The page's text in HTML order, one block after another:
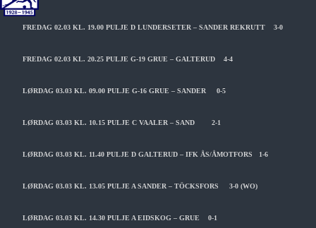
FREDAG 02.03 KL. 19.00 PULJE D LUNDERSETER – SANDER REKRUTT 3-0
FREDAG 02.03 KL. 20.25 PULJE G-19 GRUE – GALTERUD 4-4
LØRDAG 03.03 KL. 09.00 PULJE G-16 GRUE – SANDER 0-5
LØRDAG 03.03 KL. 10.15 PULJE C VAALER – SAND 2-1
LØRDAG 03.03 KL. 11.40 PULJE D GALTERUD – IFK ÅS/ÅMOTFORS 1-6
LØRDAG 03.03 KL. 13.05 PULJE A SANDER – TÖCKSFORS 3-0 (WO)
LØRDAG 03.03 KL. 14.30 PULJE A EIDSKOG – GRUE 0-1